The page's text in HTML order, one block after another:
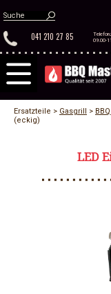
041 210 27 85
09.00-
Ersatzteile > Gasgrill >
(eckig)
LED